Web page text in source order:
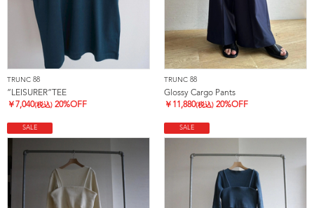
TRUNC 88
”LEISURER”TEE
￥ 7,040(税込) 20%OFF
TRUNC 88
Glossy Cargo Pants
￥ 11,880(税込) 20%OFF
SALE SALE